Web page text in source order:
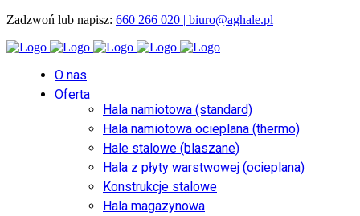
Zadzwoń lub napisz: 660 266 020 | biuro@aghale.pl
O nas
Oferta
Hala namiotowa (standard)
Hala namiotowa ocieplana (thermo)
Hale stalowe (blaszane)
Hala z płyty warstwowej (ocieplana)
Konstrukcje stalowe
Hala magazynowa